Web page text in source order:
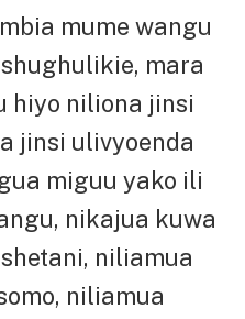
mume wangu
mara
hiyo niliona jinsi
jinsi ulivyoenda
miguu yako ili
nikajua kuwa
niliamua
niliamua